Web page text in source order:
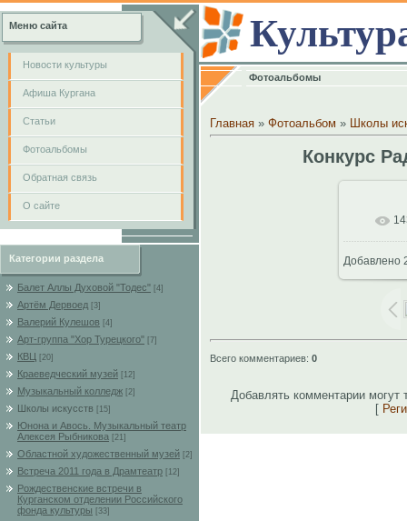
Меню сайта
Новости культуры
Афиша Кургана
Cтатьи
Фотоальбомы
Обратная связь
О сайте
Категории раздела
Балет Аллы Духовой "Тодес" [4]
Артём Дервоед [3]
Валерий Кулешов [4]
Арт-группа "Хор Турецкого" [7]
КВЦ [20]
Краеведческий музей [12]
Музыкальный колледж [2]
Школы искусств [15]
Юнона и Авось. Музыкальный театр
Алексея Рыбникова
[21]
Областной художественный музей [2]
Встреча 2011 года в Драмтеатр [12]
Рождественские встречи в
Курганском отделении Российского
фонда культуры
[33]
Фотоальбомы
Главная » Фотоальбом » Школы
Конкурс
В
Добавлено
Всего комментариев: 0
Добавлять комментарии могут
[